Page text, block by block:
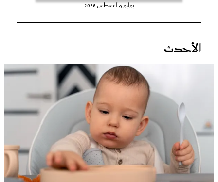
يوليو و أغسطس 2026
الأحدث
غلاف رفمي